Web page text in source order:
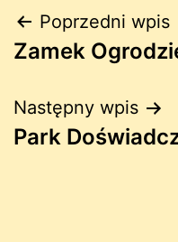
Nawigacja
wpisu
Poprzedni wpis
Zamek
Następny wpis
Park